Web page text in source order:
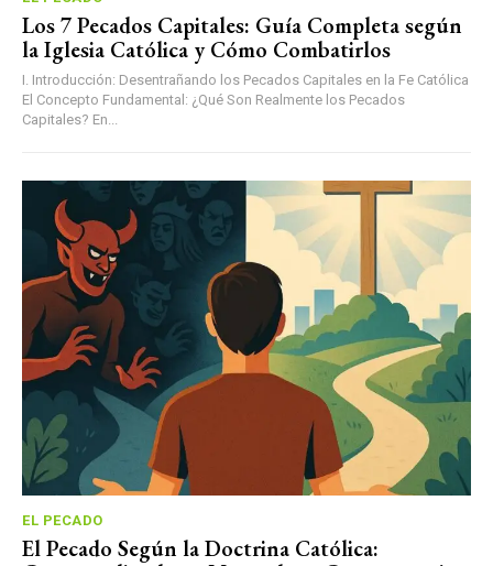
Los 7 Pecados Capitales: Guía Completa según
la Iglesia Católica y Cómo Combatirlos
I. Introducción: Desentrañando los Pecados Capitales en la Fe Católica
El Concepto Fundamental: ¿Qué Son Realmente los Pecados
Capitales? En...
EL PECADO
El Pecado Según la Doctrina Católica: